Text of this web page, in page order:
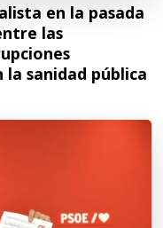
en la pasada
las
sanidad pública